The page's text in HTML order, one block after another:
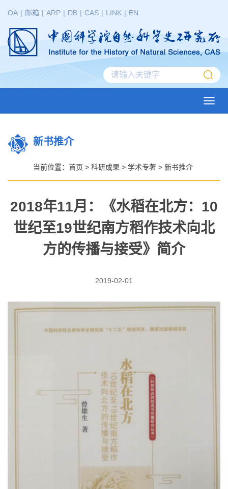
OA | 邮箱 | ARP | DB | CAS | LINK | EN
新书推介
当前位置： 首页 > 科研成果 > 学术专著 > 新书推介
2018年11月：《水稻在北方：10
世纪至19世纪南方稻作技术向北
方的传播与接受》简介
2019-02-01